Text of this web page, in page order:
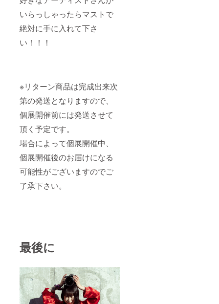
いらっしゃったらマストで
絶対に手に入れて下さ
い！！！
※リターン商品は完成出来次
第の発送となりますので、
個展開催前には発送させて
頂く予定です。
場合によって個展開催中、
個展開催後のお届けになる
可能性がございますのでご
了承下さい。
最後に